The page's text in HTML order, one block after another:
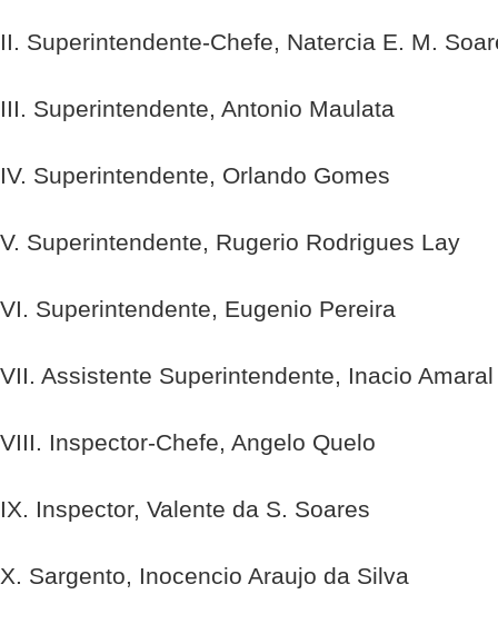
II. Superintendente-Chefe, Natercia E. M.
III. Superintendente, Antonio Maulata
IV. Superintendente, Orlando Gomes
V. Superintendente, Rugerio Rodrigues Lay
VI. Superintendente, Eugenio Pereira
VII. Assistente Superintendente, Inacio Amaral
VIII. Inspector-Chefe, Angelo Quelo
IX. Inspector, Valente da S. Soares
X. Sargento, Inocencio Araujo da Silva